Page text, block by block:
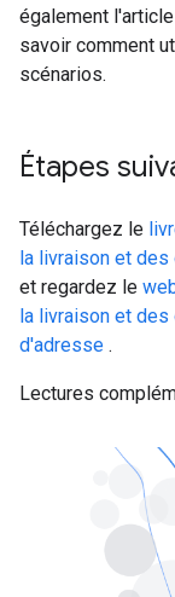
également
savoir comment
scénarios.
Étapes
Téléchargez le
la livraison et
et regardez le
la livraison et des
d'adresse .
Lectures